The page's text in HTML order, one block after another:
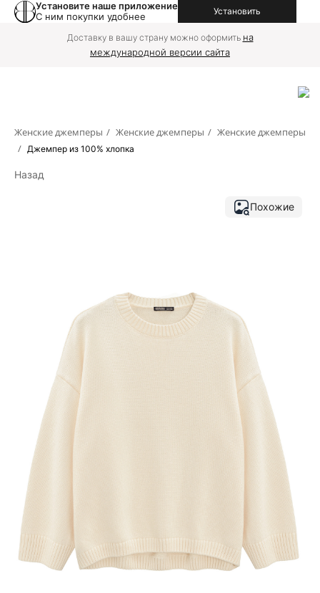
Установите наше приложение
С ним покупки удобнее
Установить
Доставку в вашу страну можно оформить на
международной версии сайта
Женские джемперы / Женские джемперы / Женские джемперы
/ Джемпер из 100% хлопка
Назад
Похожие